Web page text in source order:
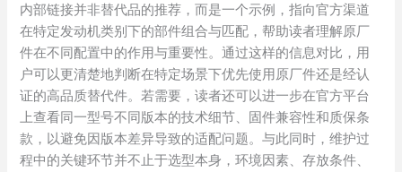
内部链接并非替代品的推荐，而是一个示例，指向官方渠道
在特定发动机类别下的部件组合与匹配，帮助读者理解原厂
件在不同配置中的作用与重要性。通过这样的信息对比，用
户可以更清楚地判断在特定场景下优先使用原厂件还是经认
证的高品质替代件。若需要，读者还可以进一步在官方平台
上查看同一型号不同版本的技术细节、固件兼容性和质保条
款，以避免因版本差异导致的适配问题。与此同时，维护过
程中的关键环节并不止于选型本身，环境因素、存放条件、